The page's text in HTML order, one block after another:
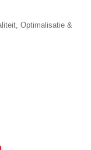
Optimalisatie &